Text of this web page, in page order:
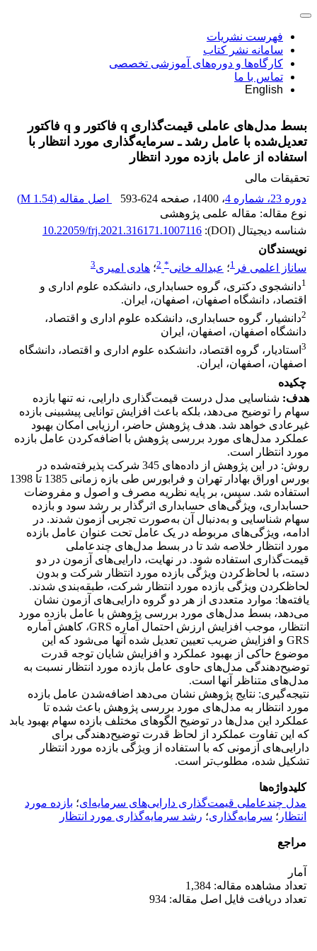
فهرست نشریات
سامانه نشر کتاب
کارگاه‌ها و دوره‌های آموزشی تخصصی
تماس با ما
English
بسط مدل‌های عاملی قیمت‌گذاری q فاکتور و q فاکتور
تعدیل‌شده با عامل رشد ـ سرمایه‌گذاری مورد انتظار با
استفاده از عامل بازده مورد انتظار
تحقیقات مالی
دوره 23، شماره 4
، 1400 ، صفحه 593-624 اصل مقاله (1.54 M
)
نوع مقاله: مقاله علمی پژوهشی
شناسه دیجیتال (DOI):
10.22059/frj.2021.316171.1007116
نویسندگان
ساناز اعلمی فر 1؛ عبداله خانی*
2؛ هادی امیری3
1دانشجوی دکتری، گروه حسابداری، دانشکده علوم اداری و
اقتصاد، دانشگاه اصفهان، اصفهان، ایران.
2دانشیار، گروه حسابداری، دانشکده علوم اداری و اقتصاد،
دانشگاه اصفهان، اصفهان، ایران
3 استادیار، گروه اقتصاد، دانشکده علوم اداری و اقتصاد، دانشگاه
اصفهان، اصفهان، ایران.
چکیده
هدف: شناسایی مدل درست قیمت‌گذاری دارایی، نه تنها بازده
سهام را توضیح می‌دهد، بلکه باعث افزایش توانایی پیش‎بینی بازده
غیرعادی خواهد شد. هدف پژوهش حاضر، ارزیابی امکان بهبود
عملکرد مدل‌های مورد بررسی پژوهش با اضافه‌کردن عامل بازده
مورد انتظار است.
روش: در این پژوهش از داده‌های 345 شرکت پذیرفته‌شده در
بورس اوراق بهادار تهران و فرابورس طی بازه زمانی 1385 تا 1398
استفاده شد. سپس، بر پایه نظریه مصرف و اصول و مفروضات
حسابداری، ویژگی‌های حسابداری اثرگذار بر رشد سود و بازده
سهام شناسایی و به‌دنبال آن به‌صورت تجربی آزمون شدند. در
ادامه، ویژگی‌های مربوطه در یک عامل تحت عنوان عامل بازده
مورد انتظار خلاصه شد تا در بسط مدل‌های چندعاملی
قیمت‌گذاری استفاده شود. در نهایت، دارایی‌های آزمون در دو
دسته، با لحاظ‌کردن ویژگی بازده مورد انتظار شرکت و بدون
لحاظکردن ویژگی بازده مورد انتظار شرکت، طبقه‌بندی شدند.
یافته‌ها: موارد متعددی از هر دو گروه دارایی‌های آزمون نشان
می‌دهد، بسط مدل‌های مورد بررسی پژوهش با عامل بازده مورد
انتظار، موجب افزایش ارزش احتمال آماره GRS، کاهش آماره
GRS و افزایش ضریب تعیین تعدیل شده آنها می‌شود که این
موضوع حاکی از بهبود عملکرد و افزایش شایان توجه قدرت
توضیح‌دهندگی مدل‌های حاوی عامل بازده مورد انتظار نسبت به
مدل‌های متناظر آنها است.
نتیجه‌گیری: نتایج پژوهش نشان می‌دهد اضافه‌شدن عامل بازده
مورد انتظار به مدل‌های مورد بررسی پژوهش باعث شده تا
عملکرد این مدل‌ها در توضیح الگوهای مختلف بازده سهام بهبود یابد
که این تفاوت عملکرد از لحاظ قدرت توضیح‌دهندگی برای
دارایی‌های آزمونی که با استفاده از ویژگی بازده مورد انتظار
تشکیل شده، مطلوب‌تر است.
کلیدواژه‌ها
مدل چندعاملی قیمت‌گذاری دارایی‌های سرمایه‌ای؛ بازده مورد
انتظار ؛ سرمایه‌گذاری؛ رشد سرمایه‌گذاری مورد انتظار
مراجع
آمار
تعداد مشاهده مقاله: 1,384
تعداد دریافت فایل اصل مقاله: 934